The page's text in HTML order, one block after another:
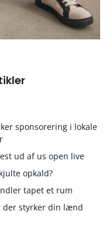
sponsorering i lokale
ud af us open live
opkald?
tapet et rum
der styrker din lænd